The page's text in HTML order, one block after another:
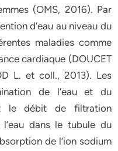
(OMS, 2016). Par
d’eau au niveau du
maladies comme
cardiaque (DOUCET
L. et coll., 2013). Les
de l’eau et du
le débit de filtration
dans le tubule du
de l’ion sodium